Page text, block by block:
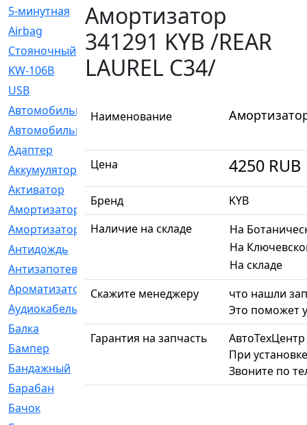
5-минутная
[1]
Airbag
[18]
Cтояночный
[1]
KW-106B
[0]
USB
Автомобильное
[6]
Автомобильный
Адаптер
[3]
Аккумулятор
Активатор
[1]
Амортизатор
[608]
Амортизаторы
[21]
Антидождь
Антизапотеватель
Ароматизатор
[35]
Аудиокабель
Балка
[58]
Бампер
Бандажный
Барабан
[5]
Бачок
Амортизатор
341291 KYB /REAR
LAUREL C34/
Наименование
Цена 4250 RUB
Бренд
KYB
Наличие на складе
На
На
На складе
Скажите менеджеру
что нашли
Это поможет
Гарантия на запчасть
При
Звоните по